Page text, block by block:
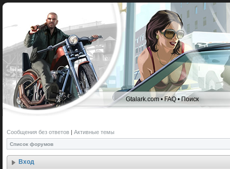
Gtalark.com •FAQ•Поиск
Сообщения без ответов | Активные темы
Список форумов
Вход